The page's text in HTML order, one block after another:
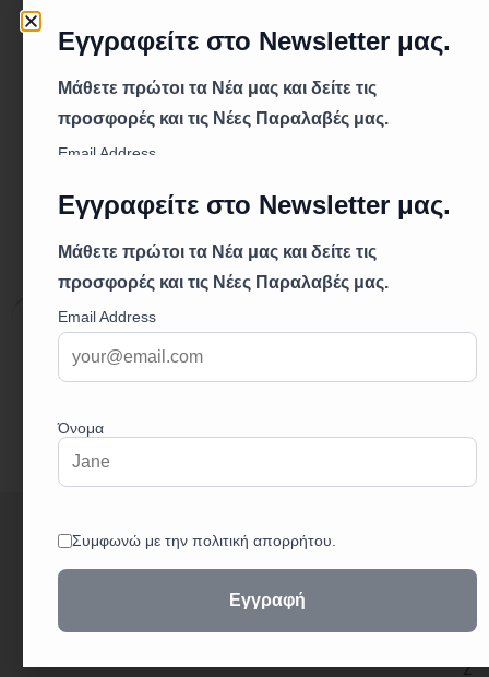
Περιγραφή Επιπλέον πληροφορίες
Περιγραφή
3
2